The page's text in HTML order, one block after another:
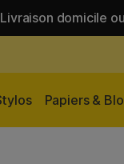
domicile
Papiers &